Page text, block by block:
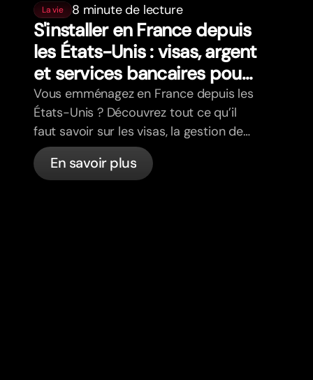
La vie 8 minute de lecture
S'installer en France depuis
les États-Unis : visas, argent
et services bancaires pour
les expatriés
Vous emménagez en France depuis les
États-Unis ? Découvrez tout ce qu’il
faut savoir sur les visas, la gestion de
votre budget, la santé, la fiscalité, le
code de la route et les services
En savoir plus